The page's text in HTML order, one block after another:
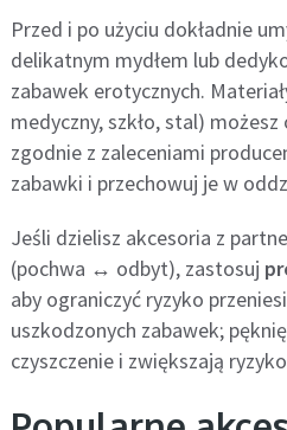
Przed i po użyciu dokładnie
delikatnym mydłem lub
zabawek erotycznych.
medyczny, szkło, stal)
zgodnie z zaleceniami
zabawki i przechowuj je w
Jeśli dzielisz akcesoria z
(pochwa ↔ odbyt), zastosuj
aby ograniczyć ryzyko
uszkodzonych zabawek;
czyszczenie i zwiększają